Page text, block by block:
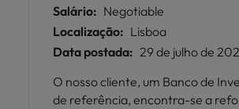
Salário: Negotiable
Localização: Lisboa
Data postada: 29 de julho de
O nosso cliente, um Banco de
de referência, encontra-se a